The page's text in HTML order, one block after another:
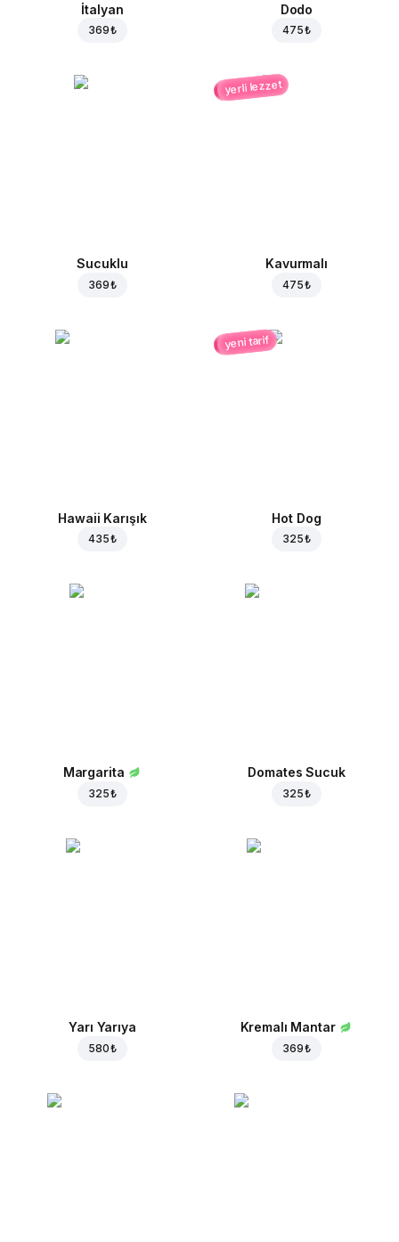
İtalyan
369 ₺
Dodo
475 ₺
Sucuklu
369 ₺
yerli lezzet
Kavurmalı
475 ₺
Hawaii Karışık
435 ₺
yeni tarif
Hot Dog
325 ₺
Margarita
325 ₺
Domates Sucuk
325 ₺
Yarı Yarıya
580 ₺
Kremalı Mantar
369 ₺